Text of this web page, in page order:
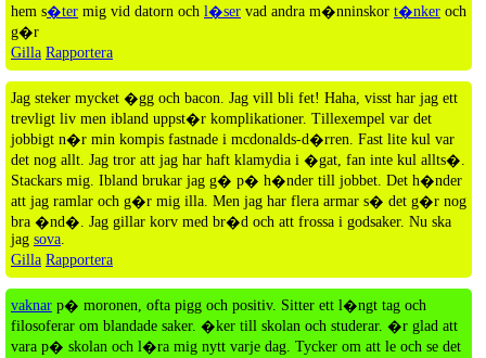
hem s�ter mig vid datorn och l�ser vad andra m�nninskor t�nker och
g�r
Gilla Rapportera
Jag steker mycket �gg och bacon. Jag vill bli fet! Haha, visst har jag ett
trevligt liv men ibland uppst�r komplikationer. Tillexempel var det
jobbigt n�r min kompis fastnade i mcdonalds-d�rren. Fast lite kul var
det nog allt. Jag tror att jag har haft klamydia i �gat, fan inte kul allts�.
Stackars mig. Ibland brukar jag g� p� h�nder till jobbet. Det h�nder
att jag ramlar och g�r mig illa. Men jag har flera armar s� det g�r nog
bra �nd�. Jag gillar korv med br�d och att frossa i godsaker. Nu ska
jag sova.
Gilla Rapportera
vaknar p� moronen, ofta pigg och positiv. Sitter ett l�ngt tag och
filosoferar om blandade saker. �ker till skolan och studerar. �r glad att
vara p� skolan och l�ra mig nytt varje dag. Tycker om att le och se det